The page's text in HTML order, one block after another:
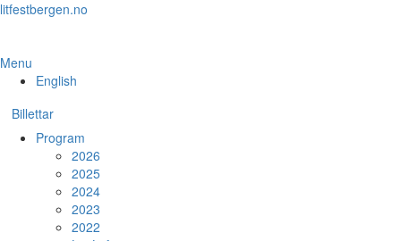
Skip
content
litfestbergen.no
Menu
English
Billettar
Program
2026
2025
2024
2023
2022